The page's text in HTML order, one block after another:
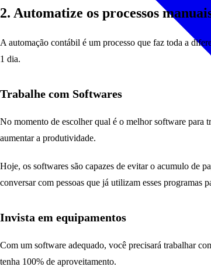
2. Automatize os processos
A automação contábil é um processo que faz toda a
1 dia.
Trabalhe com Softwares
No momento de escolher qual é o melhor software para
aumentar a produtividade.
Hoje, os softwares são capazes de evitar o acumulo de
conversar com pessoas que já utilizam esses programas
Invista em equipamentos
Com um software adequado, você precisará trabalhar
tenha 100% de aproveitamento.